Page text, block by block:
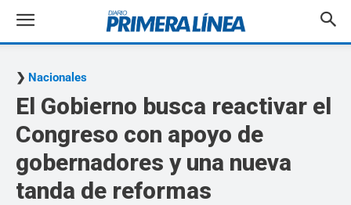
Nacionales
El Gobierno busca reactivar el
Congreso con apoyo de
gobernadores y una nueva
tanda de reformas